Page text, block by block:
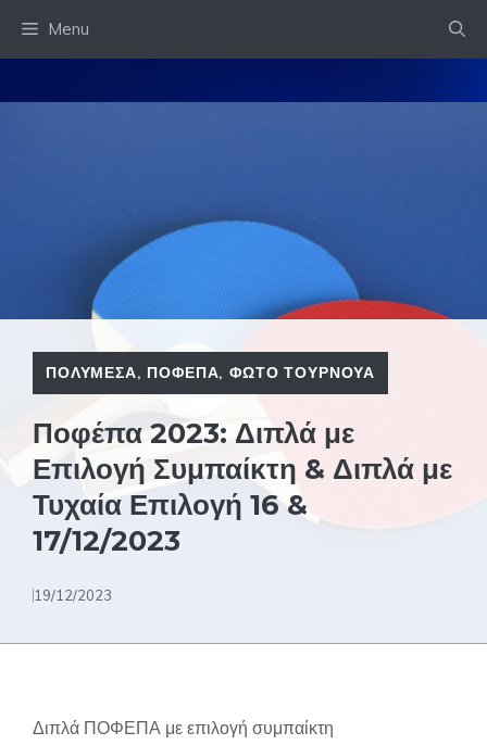
Menu
ΠΟΛΥΜΕΣΑ, ΠΟΦΕΠΑ,ΦΩΤΟ ΤΟΥΡΝΟΥΑ
Ποφέπα 2023: Διπλά με
Επιλογή Συμπαίκτη & Διπλά με
Τυχαία Επιλογή 16 &
17/12/2023
19/12/2023
Διπλά ΠΟΦΕΠΑ με επιλογή συμπαίκτη